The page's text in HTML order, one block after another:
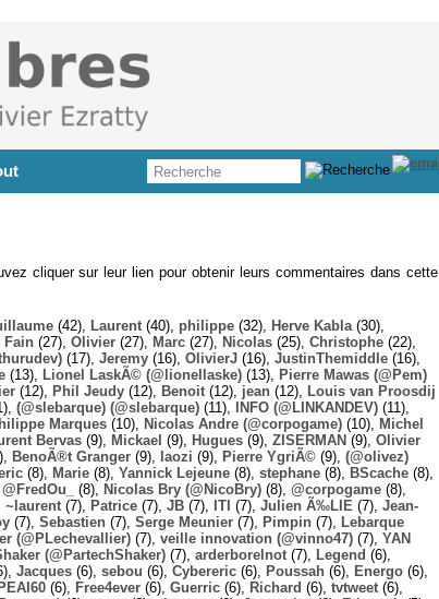
cliquer sur leur lien pour obtenir leurs commentaires dans cette
(42), Laurent (40), philippe (32), Herve Kabla (30),
Fain (27), Olivier (27), Marc (27), Nicolas (25), Christophe (22),
(17), Jeremy (16), OlivierJ (16), JustinThemiddle (16),
(13), Lionel LaskÃ© (@lionellaske) (13),
Pierre Mawas (@Pem)
(12), Phil Jeudy (12), Benoit (12), jean (12),
Louis van Proosdij
(@slebarque) (@slebarque) (11), INFO (@LINKANDEV) (11),
Marques (10), Nicolas Andre (@corpogame) (10),
Michel
Bervas (9), Mickael (9), Hugues (9), ZISERMAN (9), Olivier
BenoÃ®t Granger (9), laozi (9), Pierre YgriÃ© (9), (@olivez)
(8), Marie (8), Yannick Lejeune (8), stephane (8), BScache (8),
@FredOu_ (8), Nicolas Bry (@NicoBry) (8), @corpogame (8),
~laurent (7), Patrice (7), JB (7), ITI (7), Julien Ã‰LIE (7), Jean-
(7), Sebastien (7), Serge Meunier (7), Pimpin (7),
Lebarque
(@PLechevallier) (7), veille innovation (@vinno47) (7), YAN
(@PartechShaker) (7), arderborelnot (7), Legend (6),
Jacques (6), sebou (6), Cybereric (6), Poussah (6), Energo (6),
PEAI60 (6), Free4ever (6), Guerric (6), Richard (6), tvtweet (6),